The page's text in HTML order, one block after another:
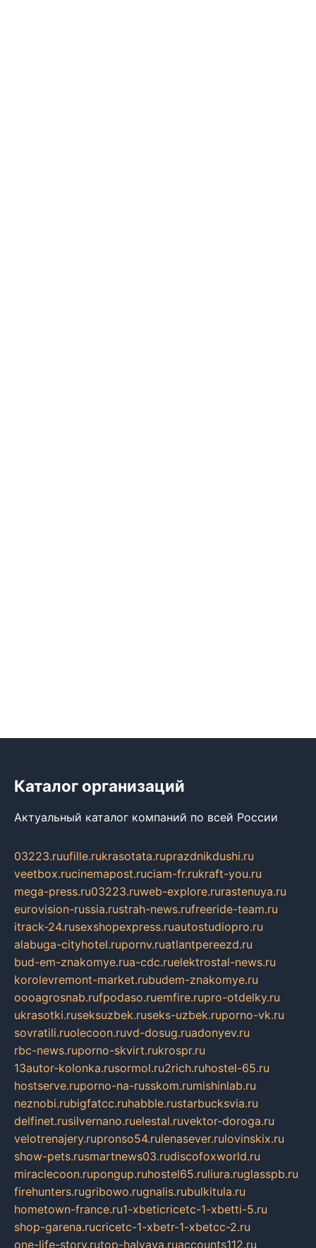
Каталог организаций
Актуальный каталог компаний по всей России
03223.ruufille.rukrasotata.ruprazdnikdushi.ru
veetbox.rucinemapost.ruciam-fr.rukraft-you.ru
mega-press.ru03223.ruweb-explore.rurastenuya.ru
eurovision-russia.rustrah-news.rufreeride-team.ru
itrack-24.rusexshopexpress.ruautostudiopro.ru
alabuga-cityhotel.rupornv.ruatlantpereezd.ru
bud-em-znakomye.rua-cdc.ruelektrostal-news.ru
korolevremont-market.rubudem-znakomye.ru
oooagrosnab.rufpodaso.ruemfire.rupro-otdelky.ru
ukrasotki.ruseksuzbek.ruseks-uzbek.ruporno-vk.ru
sovratili.ruolecoon.ruvd-dosug.ruadonyev.ru
rbc-news.ruporno-skvirt.rukrospr.ru
13autor-kolonka.rusormol.ru2rich.ruhostel-65.ru
hostserve.ruporno-na-russkom.rumishinlab.ru
neznobi.rubigfatcc.ruhabble.rustarbucksvia.ru
delfinet.rusilvernano.ruelestal.ruvektor-doroga.ru
velotrenajery.rupronso54.rulenasever.rulovinskix.ru
show-pets.rusmartnews03.rudiscofoxworld.ru
miraclecoon.rupongup.ruhostel65.ruliura.ruglasspb.ru
firehunters.rugribowo.rugnalis.rubulkitula.ru
hometown-france.ru1-xbeticricetc-1-xbetti-5.ru
shop-garena.rucricetc-1-xbetr-1-xbetcc-2.ru
one-life-story.rutop-halyava.ruaccounts112.ru